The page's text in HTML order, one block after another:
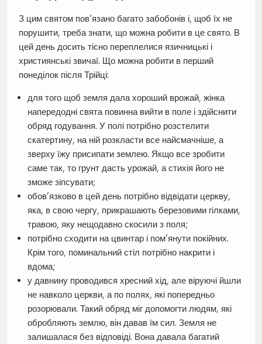
З цим святом пов’язано багато забобонів і, щоб їх не
порушити, треба знати, що можна робити в це свято. В
цей день досить тісно переплелися язичницькі і
християнські звичаї. Що можна робити в перший
понеділок після Трійці:
для того щоб земля дала хороший врожай, жінка
напередодні свята повинна вийти в поле і здійснити
обряд годування. У полі потрібно розстелити
скатертину, на ній розкласти все найсмачніше, а
зверху їжу присипати землею. Якщо все зробити
саме так, то грунт дасть урожай, а стихія його не
зможе зіпсувати;
обов’язково в цей день потрібно відвідати церкву,
яка, в свою чергу, прикрашають березовими гілками,
травою, яку нещодавно скосили з поля;
потрібно сходити на цвинтар і пом’янути покійних.
Крім того, поминальний стіл потрібно накрити і
вдома;
у давнину проводився хресний хід, але віруючі йшли
не навколо церкви, а по полях, які попередньо
розорювали. Такий обряд міг допомогти людям, які
обробляють землю, він давав їм сил. Земля не
залишалася без відповіді. Вона давала багатий